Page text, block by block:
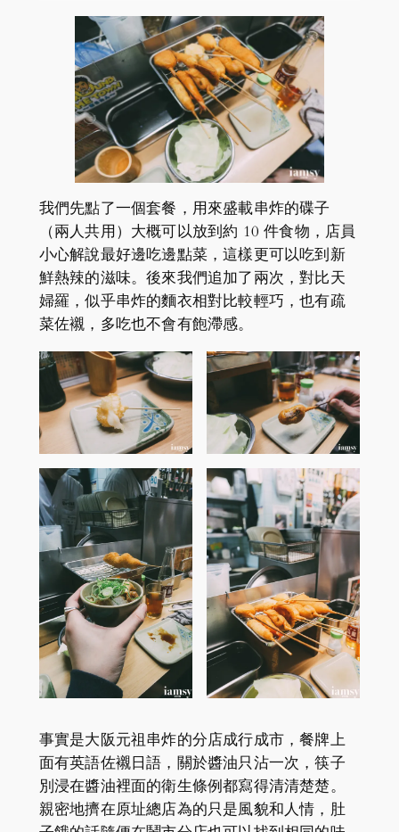
我們先點了一個套餐，用來盛載串炸的碟子
（兩人共用）大概可以放到約 10 件食物，店員
小心解說最好邊吃邊點菜，這樣更可以吃到新
鮮熱辣的滋味。後來我們追加了兩次，對比天
婦羅，似乎串炸的麵衣相對比較輕巧，也有疏
菜佐襯，多吃也不會有飽滯感。
事實是大阪元祖串炸的分店成行成市，餐牌上
面有英語佐襯日語，關於醬油只沾一次，筷子
別浸在醬油裡面的衛生條例都寫得清清楚楚。
親密地擠在原址總店為的只是風貌和人情，肚